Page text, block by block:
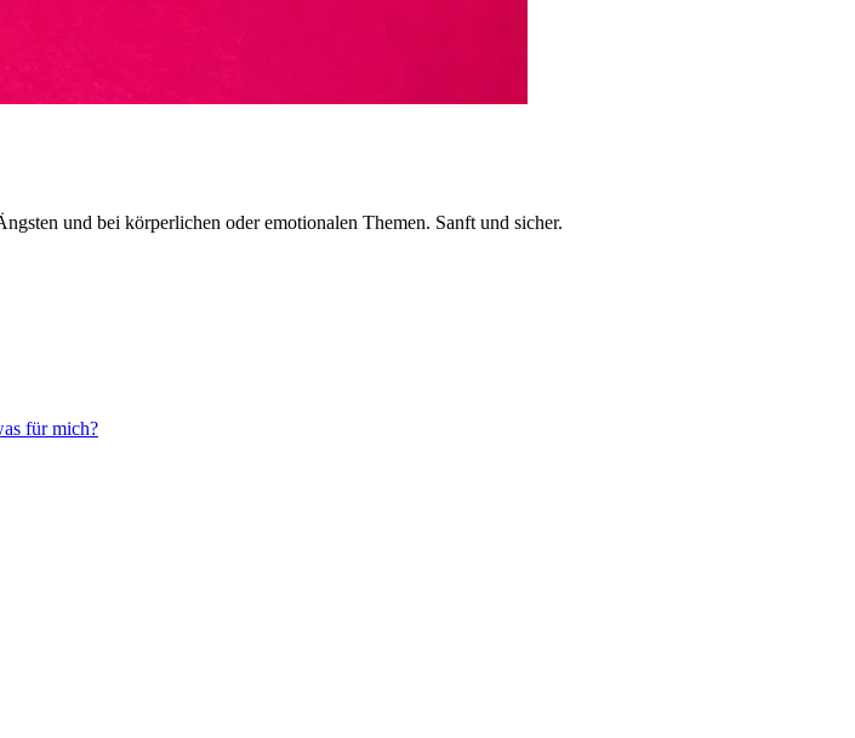
und bei körperlichen oder emotionalen Themen. Sanft und sicher.
für mich?